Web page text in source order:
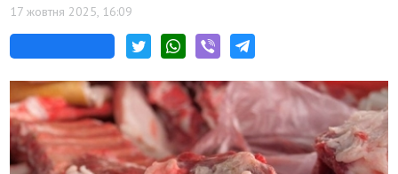
17 жовтня 2025, 16:09